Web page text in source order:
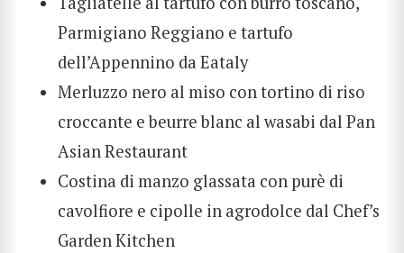
Parmigiano Reggiano e tartufo
dell’Appennino da Eataly
Merluzzo nero al miso con tortino di riso
croccante e beurre blanc al wasabi dal Pan
Asian Restaurant
Costina di manzo glassata con purè di
cavolfiore e cipolle in agrodolce dal Chef’s
Garden Kitchen